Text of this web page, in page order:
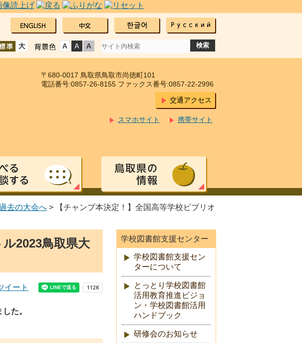
〒680-0017 鳥取県鳥取市尚徳町101
電話番号:0857-26-8155 ファックス番号:0857-22-2996
交通アクセス
携帯サイト
スマホサイト
去の大会へ > 【チャンプ本決定！】全国高等学校ビブリオ
2023鳥取県大
イート
た。
学校図書館支援センター
学校図書館支援セン
ターについて
とっとり学校図書館
活用教育推進ビジョ
ン・学校図書館活用
ハンドブック
研修会のお知らせ